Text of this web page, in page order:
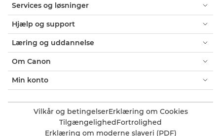
Services og løsninger
Hjælp og support
Læring og uddannelse
Om Canon
Min konto
Vilkår og betingelserErklæring om Cookies
TilgængelighedFortrolighed
Erklæring om moderne slaveri (PDF)